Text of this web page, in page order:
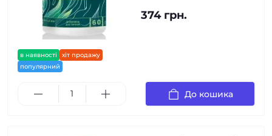
в наявності
хіт продажу
популярний
374 грн.
До кошика